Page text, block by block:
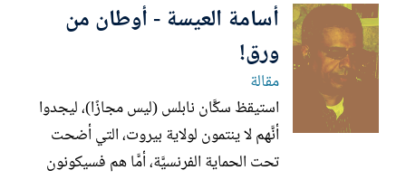
السرمدي". برأي قد يكون هذا الوصف أنسب
من العنوان، الَّذي ربَّما استوحاه...
أسامة العيسة - أوطان من
ورق!
مقالة
استيقظ سكَّان نابلس (ليس مجازًا)، ليجدوا
أنَّهم لا ينتمون لولاية بيروت، التي أضحت
تحت الحماية الفرنسيَّة، أمَّا هم فسيكونون